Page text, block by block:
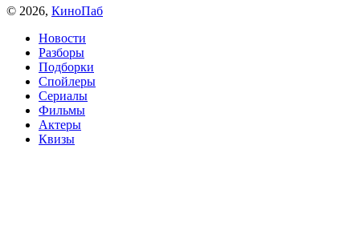
© 2026, КиноПаб
Новости
Разборы
Подборки
Спойлеры
Сериалы
Фильмы
Актеры
Квизы